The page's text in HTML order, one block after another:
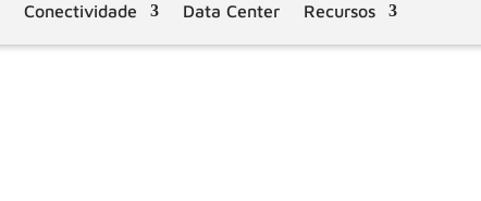
Conectividade Data Center Recursos